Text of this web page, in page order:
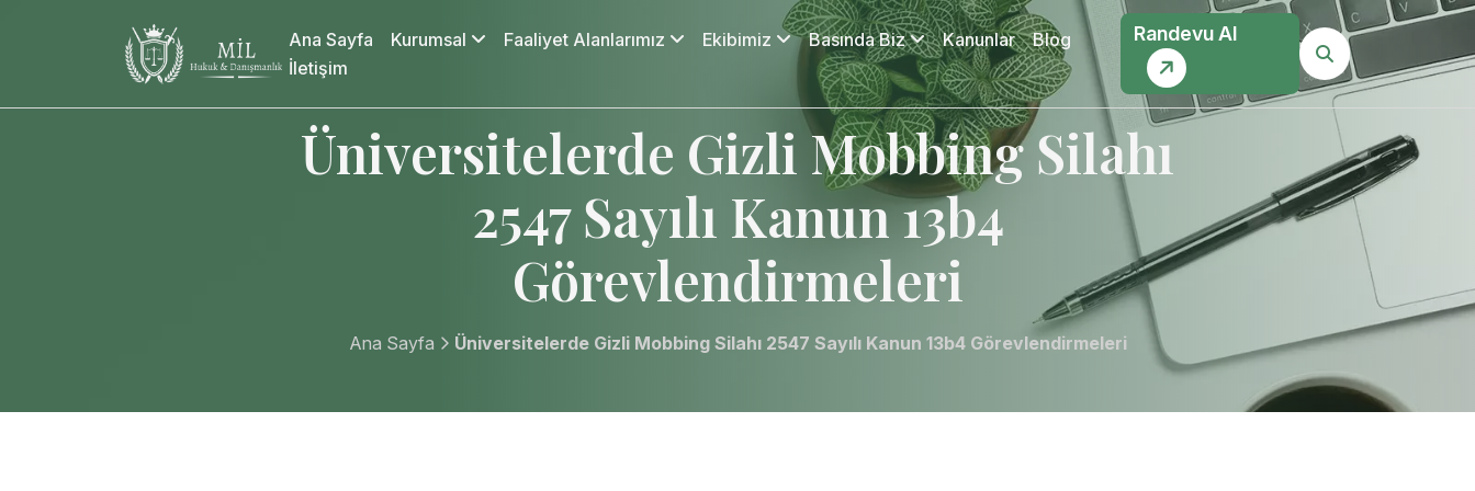
Ana Sayfa Kurumsal Faaliyet Alanlarımız Ekibimiz Basında Biz Kanunlar
Blog
İletişim
Randevu Al
Üniversitelerde Gizli Mobbing Silahı
2547 Sayılı Kanun 13b4
Görevlendirmeleri
Ana Sayfa Üniversitelerde Gizli Mobbing Silahı 2547 Sayılı Kanun 13b4 Görevlendirmeleri